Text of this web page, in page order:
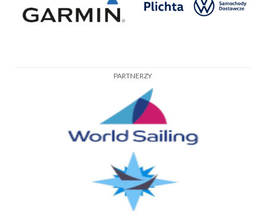
PARTNERZY